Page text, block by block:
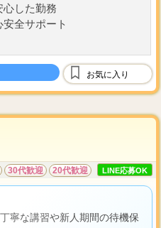
心した勤務
全サポート
円以上
円～20000円以上
お気に入り
30代歓迎 20代歓迎 LINE応募OK
寧な講習や新人期間の待機保